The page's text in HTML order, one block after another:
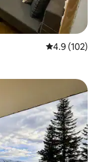
レビュー102
4.9 (102)